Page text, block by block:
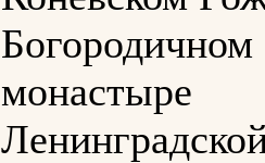
Богородичном
монастыре